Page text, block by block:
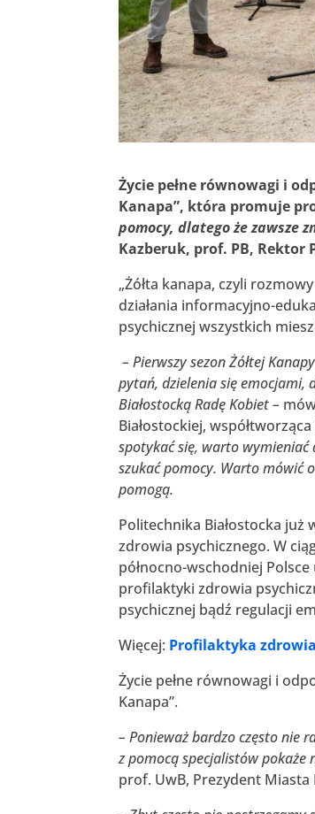
Życie pełne równowagi i
Kanapa”, która promuje
pomocy, dlatego że zawsze
Kazberuk, prof. PB, Rektor
„Żółta kanapa, czyli
działania informacyjno-
psychicznej wszystkich
– Pierwszy sezon Żółtej
pytań, dzielenia się emocjami,
Białostocką Radę Kobiet –
Białostockiej,
spotykać się, warto
szukać pomocy. Warto mówić
pomogą.
Politechnika Białostocka
zdrowia psychicznego. W
północno-wschodniej
profilaktyki zdrowia
psychicznej bądź regulacji
Więcej: Profilaktyka
Życie pełne równowagi i
Kanapa”.
– Ponieważ bardzo często nie
z pomocą specjalistów pokaże
prof. UwB, Prezydent Miasta